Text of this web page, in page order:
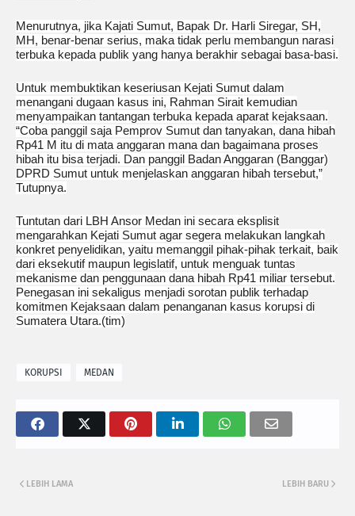
Menurutnya, jika Kajati Sumut, Bapak Dr. Harli Siregar, SH,
MH, benar-benar serius, maka tidak perlu membangun narasi
terbuka kepada publik yang hanya berakhir sebagai basa-basi.
Untuk membuktikan keseriusan Kejati Sumut dalam
menangani dugaan kasus ini, Rahman Sirait kemudian
menyampaikan tantangan terbuka kepada aparat kejaksaan.
“Coba panggil saja Pemprov Sumut dan tanyakan, dana hibah
Rp41 M itu di mata anggaran mana dan bagaimana proses
hibah itu bisa terjadi. Dan panggil Badan Anggaran (Banggar)
DPRD Sumut untuk menjelaskan anggaran hibah tersebut,”
Tutupnya.
Tuntutan dari LBH Ansor Medan ini secara eksplisit
mengarahkan Kejati Sumut agar segera melakukan langkah
konkret penyelidikan, yaitu memanggil pihak-pihak terkait, baik
dari eksekutif maupun legislatif, untuk menguak tuntas
mekanisme dan penggunaan dana hibah Rp41 miliar tersebut.
Penegasan ini sekaligus menjadi sorotan publik terhadap
komitmen Kejaksaan dalam penanganan kasus korupsi di
Sumatera Utara.(tim)
KORUPSI MEDAN
LEBIH BARU
LEBIH LAMA